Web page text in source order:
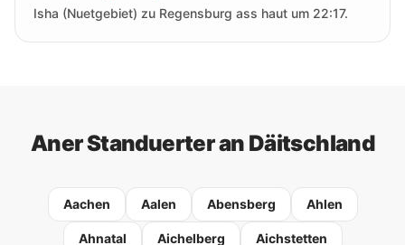
Isha (Nuetgebiet) zu Regensburg ass haut um 22:17.
Aner Standuerter an Däitschland
Aachen Aalen Abensberg Ahlen
Ahnatal Aichelberg Aichstetten